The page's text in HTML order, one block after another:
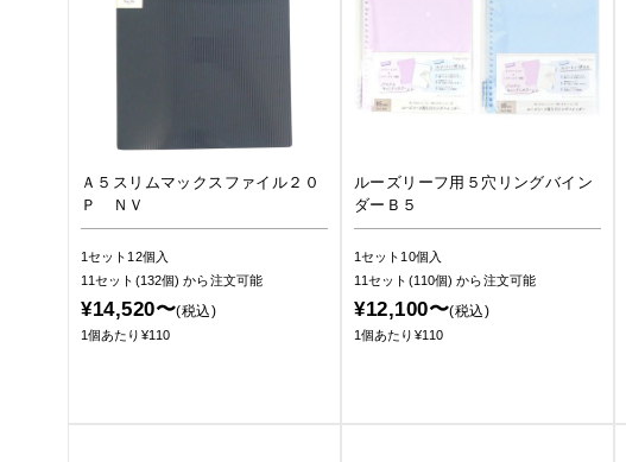
Ａ５スリムマックスファイル２０
Ｐ ＮＶ
1セット12個入
11セット(132個)から注文可能
¥14,520〜(税込)
1個あたり¥110
ルーズリーフ用５穴リングバイン
ダーＢ５
1セット10個入
11セット(110個)から注文可能
¥12,100〜(税込)
1個あたり¥110